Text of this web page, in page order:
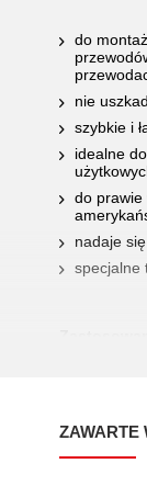
do
nie
szybkie i
idealne
do prawie
nadaje
specjalne
ZAWARTE